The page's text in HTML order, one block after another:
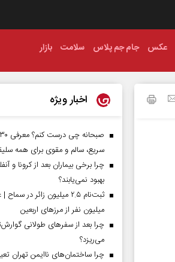
عکس جام جم پلاس سلامت بازار
اخبار ویژه
سریع، سالم و مقوی برای همه
چرا برخی بیماران بعد از کرونا و
بهبود نمی‌یابند؟
میلیون نفر از مرز‌های اربعین
چرا بعد از سفرهای طولانی
می‌ریزد؟
چرا ساختمان‌های ناایمن تهران